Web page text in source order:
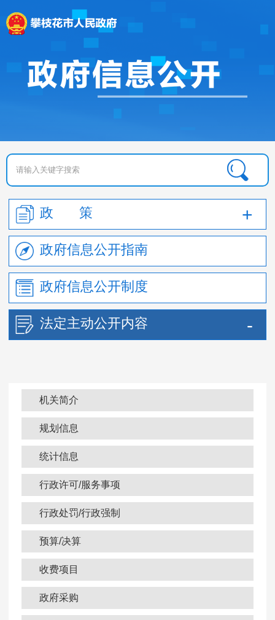
政 策
政府信息公开指南
政府信息公开制度
法定主动公开内容
机关简介
规划信息
统计信息
行政许可/服务事项
行政处罚/行政强制
预算/决算
收费项目
政府采购